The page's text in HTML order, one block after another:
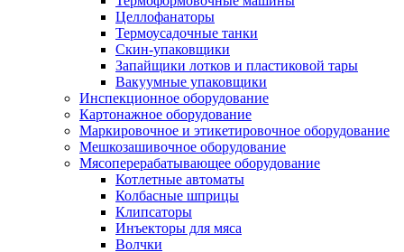
Целлофанаторы
Термоусадочные танки
Скин-упаковщики
Запайщики лотков и пластиковой тары
Вакуумные упаковщики
Инспекционное оборудование
Картонажное оборудование
Маркировочное и этикетировочное оборудование
Мешкозашивочное оборудование
Мясоперерабатывающее оборудование
Котлетные автоматы
Колбасные шприцы
Клипсаторы
Инъекторы для мяса
Волчки